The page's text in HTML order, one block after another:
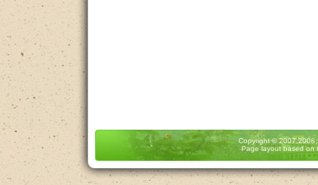
Copyright©
Page layout based on